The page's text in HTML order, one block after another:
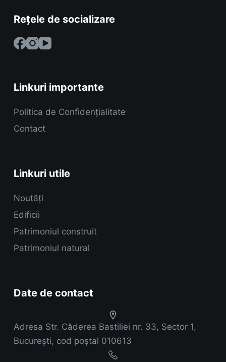
Rețele de socializare
Linkuri importante
Politica de Confidențialitate
Contact
Linkuri utile
Noutăți
Edificii
Patrimoniul construit
Patrimoniul natural
Date de contact
Adresa Str. Căderea Bastiliei nr. 33, Sector 1,
București, cod poștal 010613